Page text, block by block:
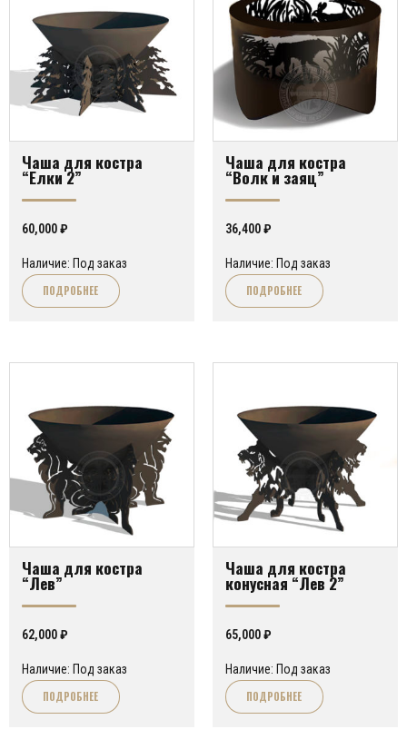
Чаша для костра
“Елки 2”
60,000₽
Наличие: Под заказ
ПОДРОБНЕЕ
Чаша для костра
“Волк и заяц”
36,400₽
Наличие: Под заказ
ПОДРОБНЕЕ
Чаша для костра
“Лев”
62,000₽
Наличие: Под заказ
ПОДРОБНЕЕ
Чаша для костра
конусная “Лев 2”
65,000₽
Наличие: Под заказ
ПОДРОБНЕЕ